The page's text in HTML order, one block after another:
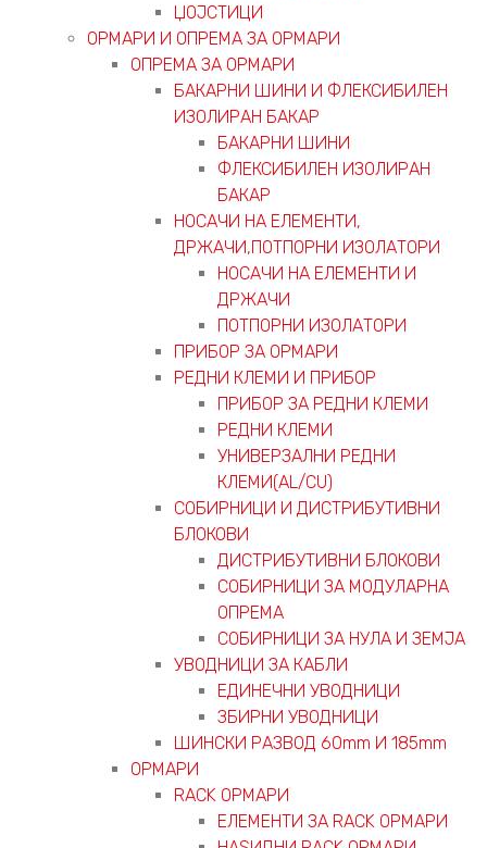
ЏОЈСТИЦИ
ОРМАРИ И ОПРЕМА ЗА ОРМАРИ
ОПРЕМА ЗА ОРМАРИ
БАКАРНИ ШИНИ И ФЛЕКСИБИЛЕН
ИЗОЛИРАН БАКАР
БАКАРНИ ШИНИ
ФЛЕКСИБИЛЕН ИЗОЛИРАН
БАКАР
НОСАЧИ НА ЕЛЕМЕНТИ,
ДРЖАЧИ,ПОТПОРНИ ИЗОЛАТОРИ
НОСАЧИ НА ЕЛЕМЕНТИ И
ДРЖАЧИ
ПОТПОРНИ ИЗОЛАТОРИ
ПРИБОР ЗА ОРМАРИ
РЕДНИ КЛЕМИ И ПРИБОР
ПРИБОР ЗА РЕДНИ КЛЕМИ
РЕДНИ КЛЕМИ
УНИВЕРЗАЛНИ РЕДНИ
КЛЕМИ(AL/CU)
СОБИРНИЦИ И ДИСТРИБУТИВНИ
БЛОКОВИ
ДИСТРИБУТИВНИ БЛОКОВИ
СОБИРНИЦИ ЗА МОДУЛАРНА
ОПРЕМА
СОБИРНИЦИ ЗА НУЛА И ЗЕМЈА
УВОДНИЦИ ЗА КАБЛИ
ЕДИНЕЧНИ УВОДНИЦИ
ЗБИРНИ УВОДНИЦИ
ШИНСКИ РАЗВОД 60mm И 185mm
ОРМАРИ
RACK ОРМАРИ
ЕЛЕМЕНТИ ЗА RACK ОРМАРИ